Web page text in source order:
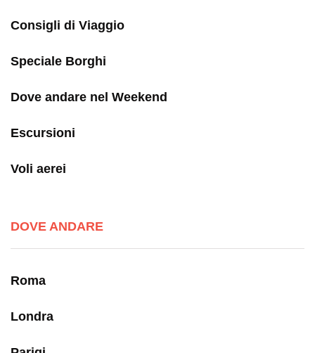
Consigli di Viaggio
Speciale Borghi
Dove andare nel Weekend
Escursioni
Voli aerei
DOVE ANDARE
Roma
Londra